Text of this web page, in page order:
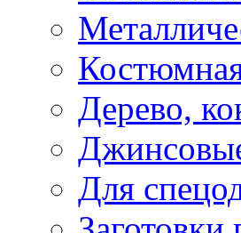
Дерево,
Для